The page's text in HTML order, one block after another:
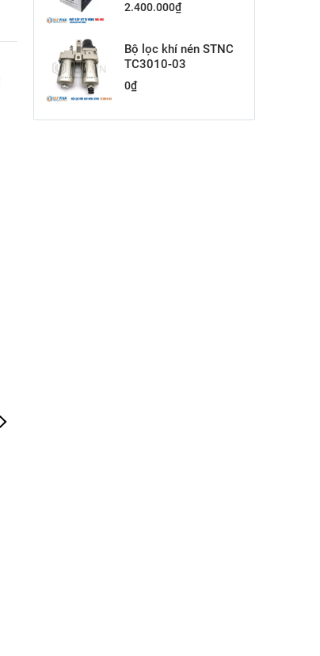
2.400.000₫
Bộ lọc khí nén STNC
TC3010-03
0₫